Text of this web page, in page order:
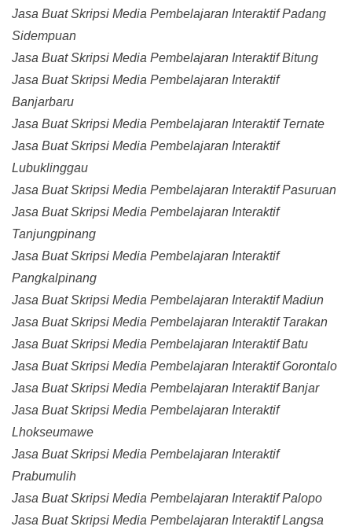
Jasa Buat Skripsi Media Pembelajaran Interaktif Padang
Sidempuan
Jasa Buat Skripsi Media Pembelajaran Interaktif Bitung
Jasa Buat Skripsi Media Pembelajaran Interaktif
Banjarbaru
Jasa Buat Skripsi Media Pembelajaran Interaktif Ternate
Jasa Buat Skripsi Media Pembelajaran Interaktif
Lubuklinggau
Jasa Buat Skripsi Media Pembelajaran Interaktif Pasuruan
Jasa Buat Skripsi Media Pembelajaran Interaktif
Tanjungpinang
Jasa Buat Skripsi Media Pembelajaran Interaktif
Pangkalpinang
Jasa Buat Skripsi Media Pembelajaran Interaktif Madiun
Jasa Buat Skripsi Media Pembelajaran Interaktif Tarakan
Jasa Buat Skripsi Media Pembelajaran Interaktif Batu
Jasa Buat Skripsi Media Pembelajaran Interaktif Gorontalo
Jasa Buat Skripsi Media Pembelajaran Interaktif Banjar
Jasa Buat Skripsi Media Pembelajaran Interaktif
Lhokseumawe
Jasa Buat Skripsi Media Pembelajaran Interaktif
Prabumulih
Jasa Buat Skripsi Media Pembelajaran Interaktif Palopo
Jasa Buat Skripsi Media Pembelajaran Interaktif Langsa